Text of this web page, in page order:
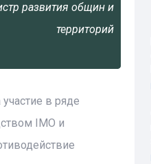
развития общин и
территорий
в ряде
IMO и